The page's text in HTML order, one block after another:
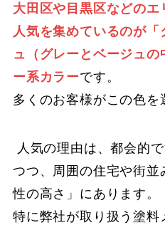
大田区や目黒区などのエ
人気を集めているのが
ュ（グレーとベージュ
ー系カラーです。
多くのお客様がこの色を
人気の理由は、都会的
つつ、周囲の住宅や街並
性の高さ」にあります。
特に弊社が取り扱う塗料